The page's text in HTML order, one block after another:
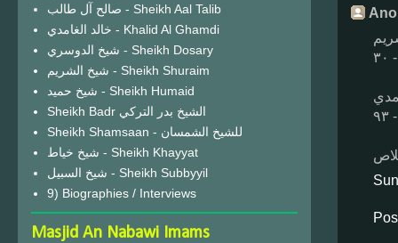
صالح آل طالب - Sheikh Aal Talib
خالد الغامدي - Khalid Al Ghamdi
شيخ الدوسري - Sheikh Dosary
شيخ الشريم - Sheikh Shuraim
شيخ حميد - Sheikh Humaid
Sheikh Badr الشيخ بدر التركي
Sheikh Shamsaan - للشيخ الشمسان
شيخ خياط - Sheikh Khayyat
شيخ السبيل - Sheikh Subbyyil
9) Biographies / Interviews
Masjid An Nabawi Imams